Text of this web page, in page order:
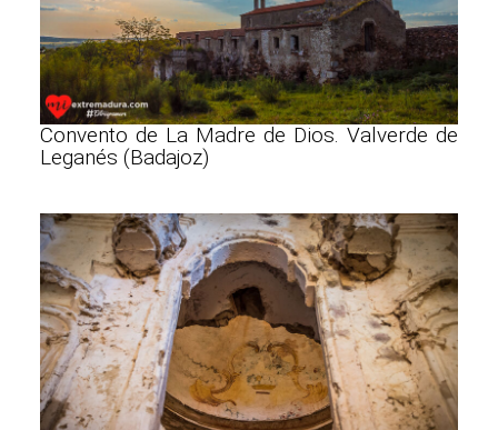
Convento de La Madre de Dios. Valverde de
Leganés (Badajoz)